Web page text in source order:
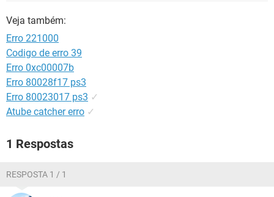
Veja também:
Erro 221000
Codigo de erro 39
Erro 0xc00007b
Erro 80028f17 ps3
Erro 80023017 ps3 ✓
Atube catcher erro ✓
1 Respostas
RESPOSTA 1 / 1